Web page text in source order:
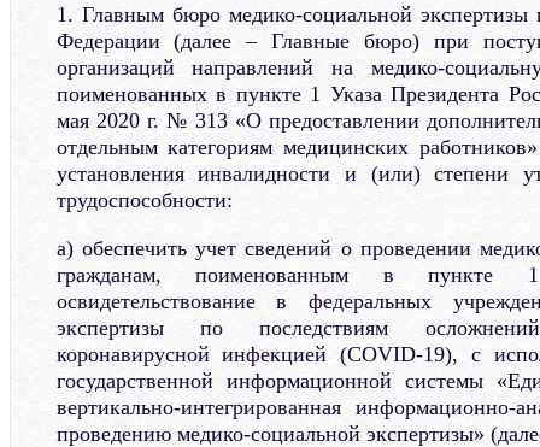
1. Главным бюро медико-социальной экспертизы
Федерации (далее – Главные бюро) при
организаций направлений на медико-
поименованных в пункте 1 Указа Президента
мая 2020 г. № 313 «О предоставлении
отдельным категориям медицинских
установления инвалидности и (или) степени
трудоспособности:
а) обеспечить учет сведений о проведении
гражданам, поименованным в пункте
освидетельствование в федеральных
экспертизы по последствиям
коронавирусной инфекцией (COVID-19), с
государственной информационной системы
вертикально-интегрированная информационно-
проведению медико-социальной экспертизы»